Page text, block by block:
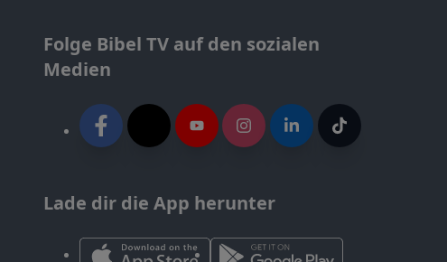
Folge Bibel TV auf den sozialen
Medien
Lade dir die App herunter